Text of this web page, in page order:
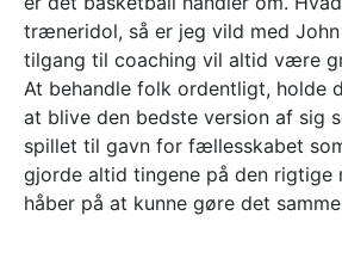
træneridol, så er jeg vild med John
tilgang til coaching vil altid være
At behandle folk ordentligt, holde
at blive den bedste version af sig
spillet til gavn for fællesskabet
gjorde altid tingene på den rigtige
håber på at kunne gøre det